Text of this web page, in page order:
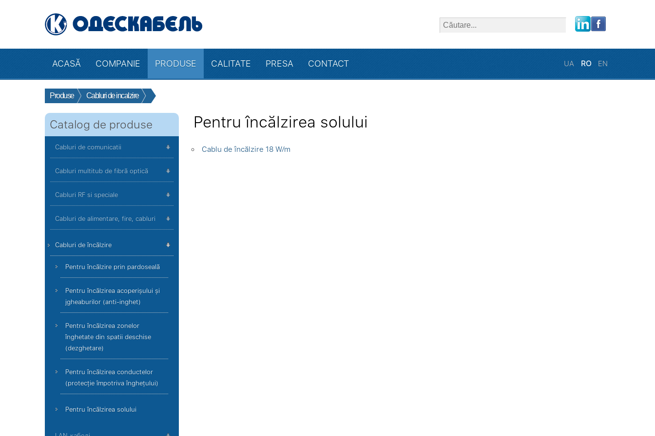
ACASĂ COMPANIE PRODUSE CALITATE PRESA CONTACT UA RO EN
Produse Cabluri de incalzire
Catalog de produse
Cabluri de comunicatii
Cabluri multitub de fibră optică
Cabluri RF si speciale
Cabluri de alimentare, fire, cabluri
Cabluri de încălzire
Pentru încălzire prin pardoseală
Pentru încălzirea acoperișului și
jgheaburilor (anti-inghet)
Pentru încălzirea zonelor
înghetate din spatii deschise
(dezghetare)
Pentru încălzirea conductelor
(protecție împotriva înghețului)
Pentru încălzirea solului
Pentru încălzirea solului
Cablu de încălzire 18 W⁄m
close